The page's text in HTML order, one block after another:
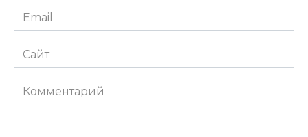
Email
*
Сайт
Комментарий